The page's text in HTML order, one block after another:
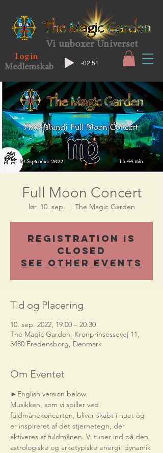
Vi unboxer Universet
Log in
Medlemskab
-02:51
Full Moon Concert
lør. 10. sep.
  |
The Magic Garden
Registration is
Closed
See other events
Tid og Placering
10. sep. 2022, 19.00 – 20.30
The Magic Garden, Kronprinsessevej 11,
3480 Fredensborg, Denmark
Om Eventet
►English version below.
Musikken, som vi spiller ved
fuldmånekoncerten, bliver skabt i nuet og
er inspireret af det stjernetegn, der
aktiveres af fuldmånen. Vi tuner ind på den
astrologiske og arketypiske energi, dynamik